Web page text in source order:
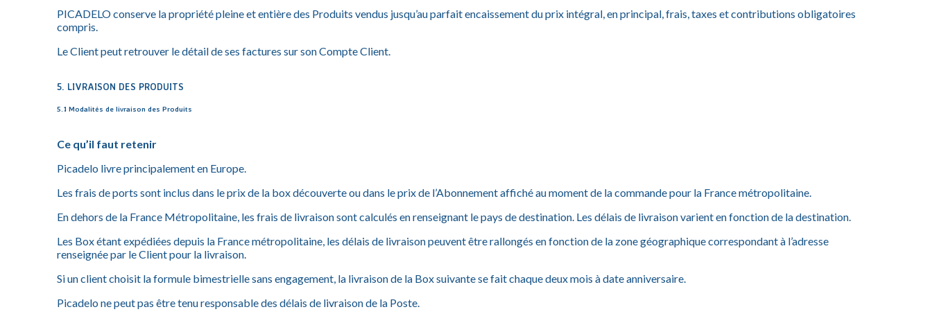
PICADELO conserve la propriété pleine et entière des Produits vendus jusqu’au parfait encaissement du prix intégral, en principal, frais, taxes et contributions obligatoires
compris.
Le Client peut retrouver le détail de ses factures sur son Compte Client.
5. LIVRAISON DES PRODUITS
5.1 Modalités de livraison des Produits
Ce qu’il faut retenir
Picadelo livre principalement en Europe.
Les frais de ports sont inclus dans le prix de la box découverte ou dans le prix de l’Abonnement affiché au moment de la commande pour la France métropolitaine.
En dehors de la France Métropolitaine, les frais de livraison sont calculés en renseignant le pays de destination. Les délais de livraison varient en fonction de la destination.
Les Box étant expédiées depuis la France métropolitaine, les délais de livraison peuvent être rallongés en fonction de la zone géographique correspondant à l’adresse
renseignée par le Client pour la livraison.
Si un client choisit la formule bimestrielle sans engagement, la livraison de la Box suivante se fait chaque deux mois à date anniversaire.
Picadelo ne peut pas être tenu responsable des délais de livraison de la Poste.